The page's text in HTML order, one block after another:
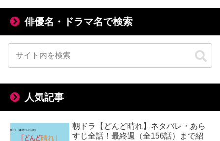
俳優名・ドラマ名で検索
人気記事
朝ドラ【どんど晴れ】ネタバレ・あら
すじ全話！最終週（全156話）まで紹